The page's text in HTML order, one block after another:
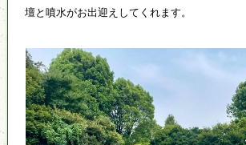
壇と噴水がお出迎えしてくれます。